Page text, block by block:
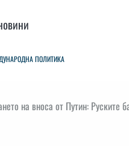
ПОЛИТИКА
на вноса от Путин: Руските